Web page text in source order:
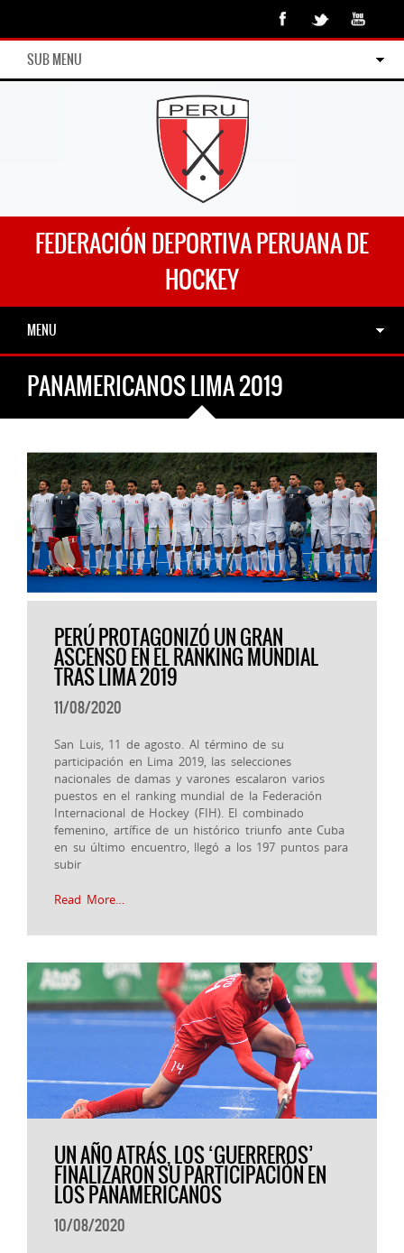
SUB MENU
FEDERACIÓN DEPORTIVA PERUANA DE
HOCKEY
MENU
PANAMERICANOS LIMA 2019
PERÚ PROTAGONIZÓ UN GRAN
ASCENSO EN EL RANKING MUNDIAL
TRAS LIMA 2019
11/08/2020
San Luis, 11 de agosto. Al término de su
participación en Lima 2019, las selecciones
nacionales de damas y varones escalaron varios
puestos en el ranking mundial de la Federación
Internacional de Hockey (FIH). El combinado
femenino, artífice de un histórico triunfo ante Cuba
en su último encuentro, llegó a los 197 puntos para
subir
Read More…
UN AÑO ATRÁS, LOS ‘GUERREROS’
FINALIZARON SU PARTICIPACIÓN EN
LOS PANAMERICANOS
10/08/2020